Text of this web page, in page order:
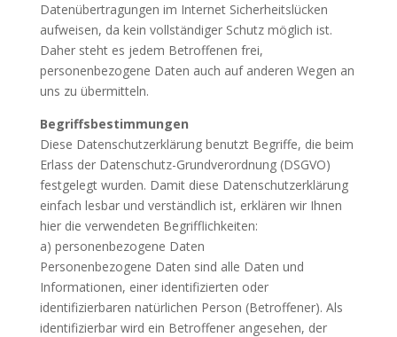
Datenübertragungen im Internet Sicherheitslücken
aufweisen, da kein vollständiger Schutz möglich ist.
Daher steht es jedem Betroffenen frei,
personenbezogene Daten auch auf anderen Wegen an
uns zu übermitteln.
Begriffsbestimmungen
Diese Datenschutzerklärung benutzt Begriffe, die beim
Erlass der Datenschutz-Grundverordnung (DSGVO)
festgelegt wurden. Damit diese Datenschutzerklärung
einfach lesbar und verständlich ist, erklären wir Ihnen
hier die verwendeten Begrifflichkeiten:
a) personenbezogene Daten
Personenbezogene Daten sind alle Daten und
Informationen, einer identifizierten oder
identifizierbaren natürlichen Person (Betroffener). Als
identifizierbar wird ein Betroffener angesehen, der